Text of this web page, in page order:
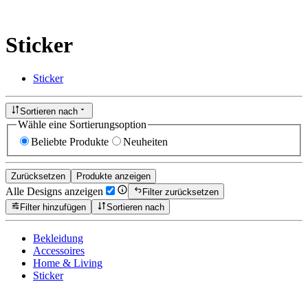
Sticker
Sticker
Sortieren nach
Wähle eine Sortierungsoption
Beliebte Produkte
Neuheiten
Zurücksetzen Produkte anzeigen
Alle Designs anzeigen
Filter zurücksetzen
Filter hinzufügen
Sortieren nach
Bekleidung
Accessoires
Home & Living
Sticker